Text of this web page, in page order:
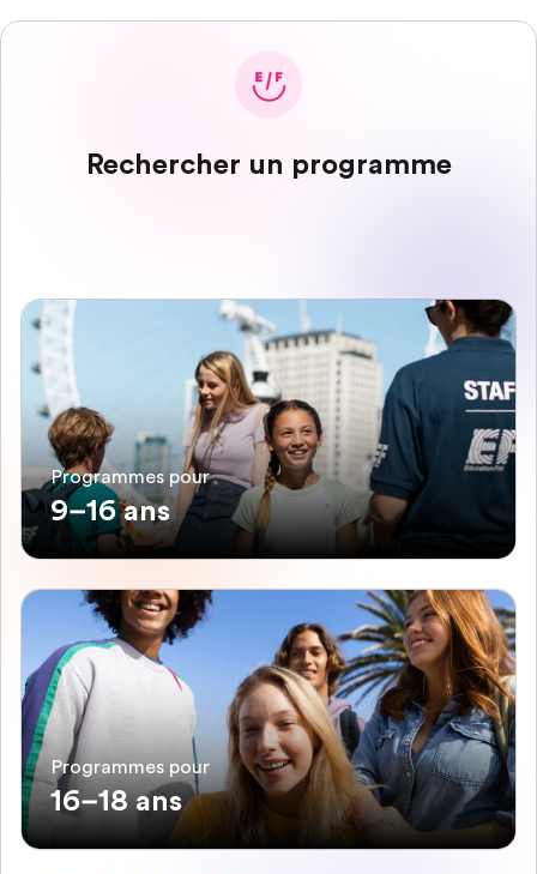
Rechercher un programme
Programmes pour
9–16 ans
Programmes pour
16–18 ans